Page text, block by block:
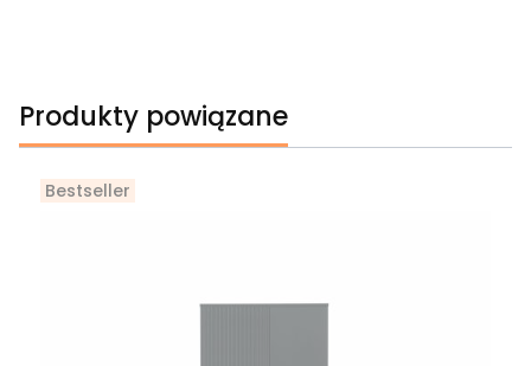
Produkty powiązane
Bestseller